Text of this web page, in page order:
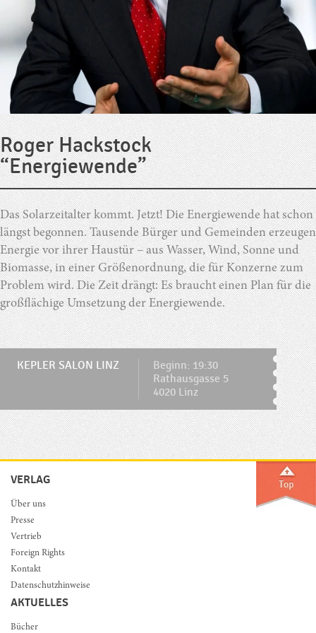
Roger Hackstock
“Energiewende”
Das Solarzeitalter kommt. Jetzt! Die Energiewende hat schon
längst begonnen. Tausende Bürger und Gemeinden erzeugen
Energie vor ihrer Haustür – aus Wasser, Wind, Sonne und
Biomasse, in einer Größenordnung, die für Konzerne zum
Problem wird. Die Zeit drängt: Es braucht einen Plan für die
großflächige Umsetzung der Energiewende.
KEPLER SALON LINZ
Beginn: 19:30
Rathausgasse 5
4020 Linz
VERLAG
Über uns
Presse
Vertrieb
Foreign Rights
Kontakt
Datenschutzhinweise
AKTUELLES
Bücher